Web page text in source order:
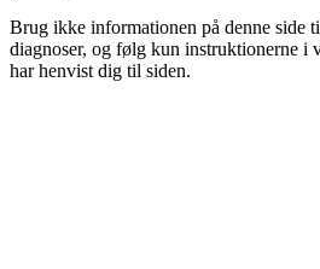
Brug ikke informationen på denne side
diagnoser, og følg kun instruktionerne i
har henvist dig til siden.